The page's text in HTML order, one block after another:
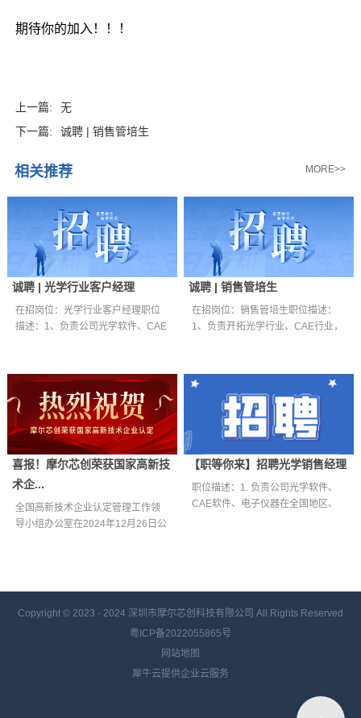
期待你的加入！！！
上一篇:
无
下一篇:
诚聘 | 销售管培生
相关推荐 MORE>>
诚聘 | 光学行业客户经理
在招岗位：光学行业客户经理职位
描述：1、负责公司光学软件、CAE
诚聘 | 销售管培生
在招岗位：销售管培生职位描述：
1、负责开拓光学行业、CAE行业，
喜报！摩尔芯创荣获国家高新技
术企...
全国高新技术企业认定管理工作领
导小组办公室在2024年12月26日公
【职等你来】招聘光学销售经理
职位描述：1. 负责公司光学软件、
CAE软件、电子仪器在全国地区、
Copyright © 2023 - 2024 深圳市摩尔芯创科技有限公司 All Rights Reserved
粤ICP备2022055865号
网站地图
犀牛云提供企业云服务